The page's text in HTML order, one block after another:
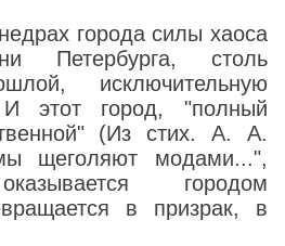
города силы хаоса
Петербурга, столь
исключительную
И этот город, "полный
(Из стих. А. А.
щеголяют модами...",
городом
в призрак, в